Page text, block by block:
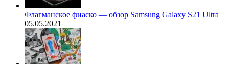
Флагманское фиаско — обзор Samsung Galaxy S21 Ultra
05.05.2021